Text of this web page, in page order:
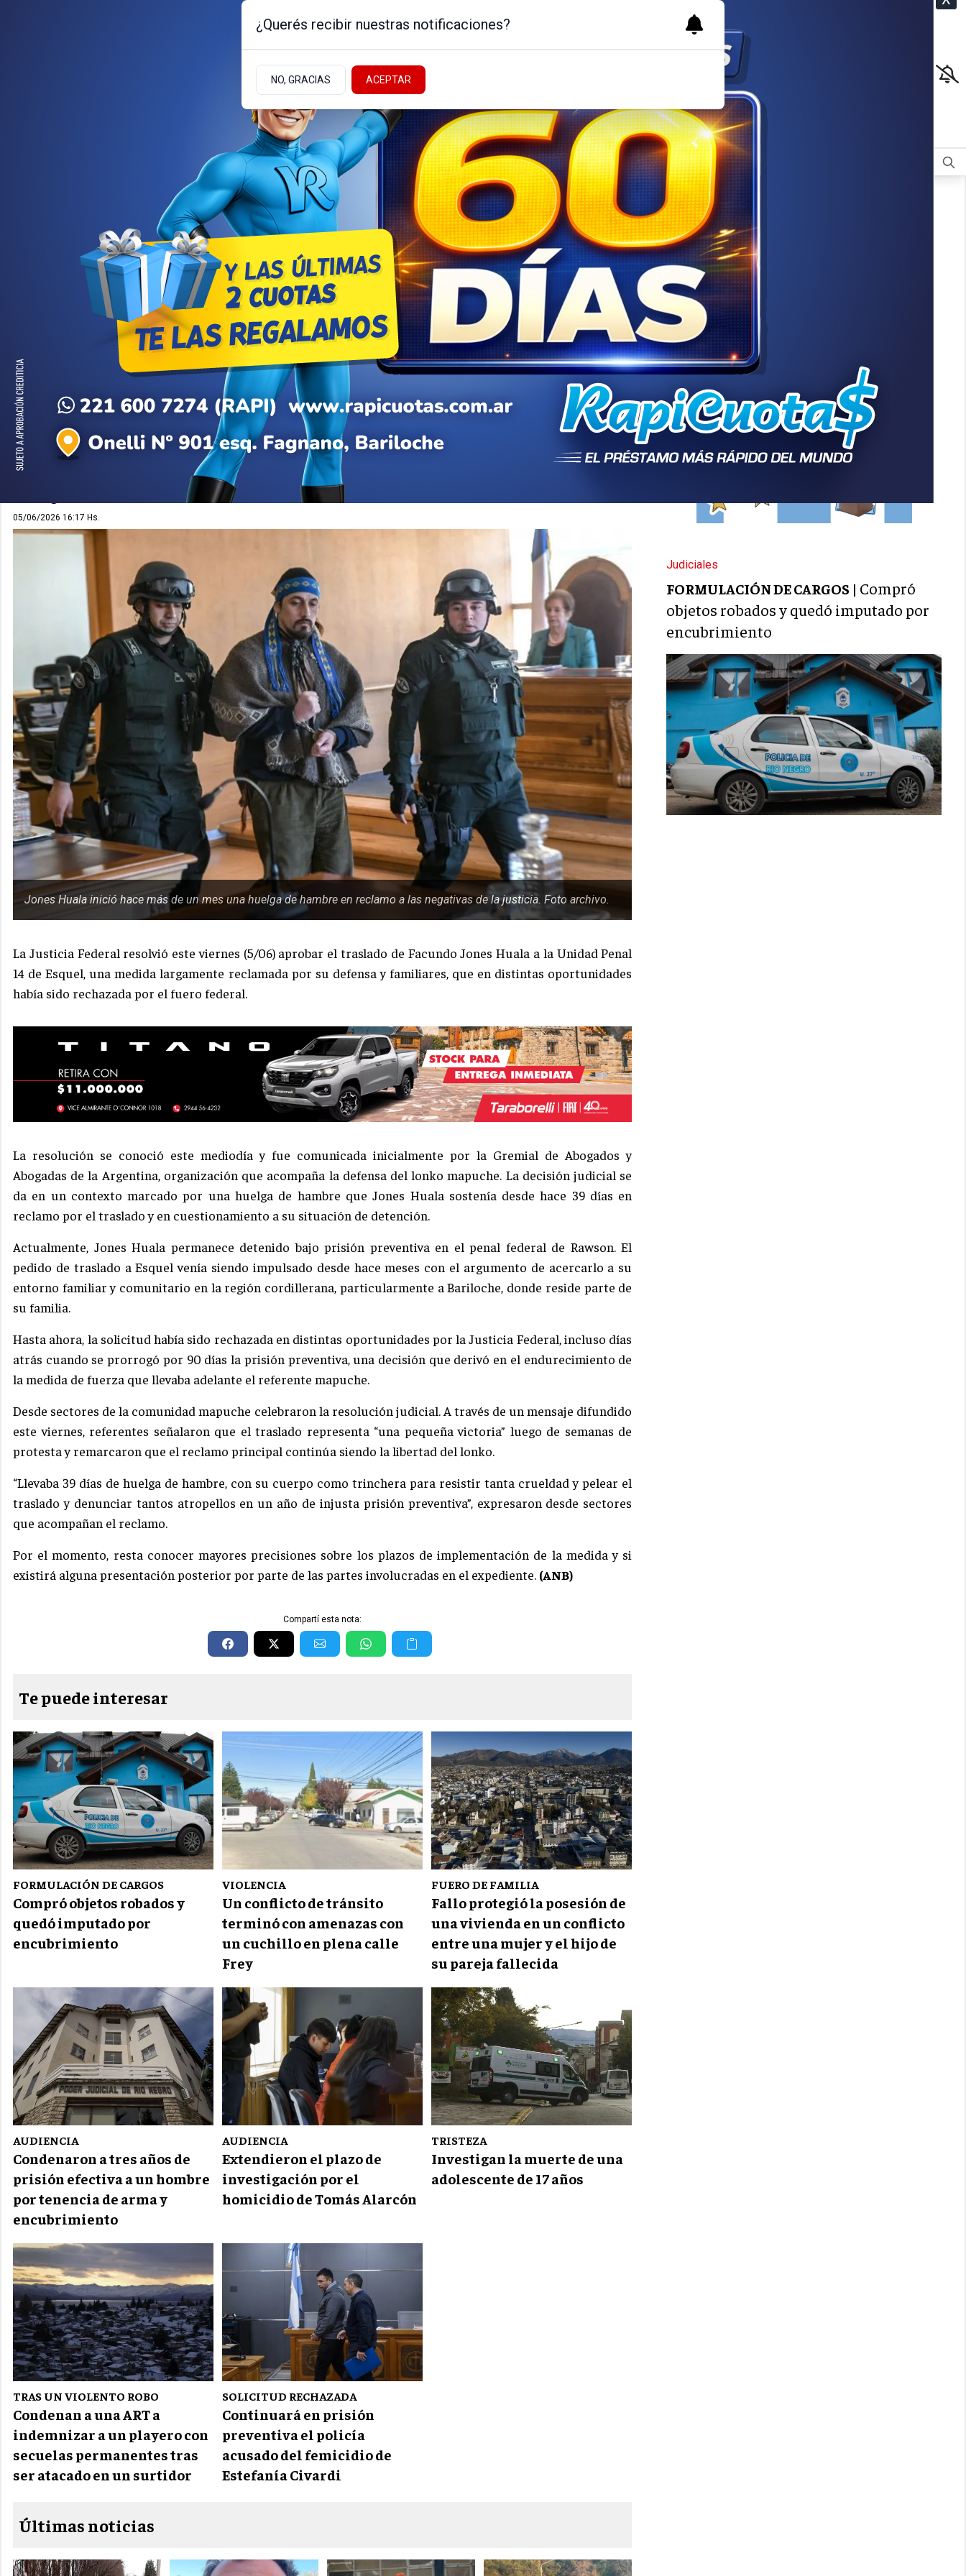
Noticias de la Patagonia
ZONA ANDINA ZONA ATLÁNTICA NEUQUÉN - ALTO VALLE NACIONALES CLASIFICADOS
La Justicia aprobó el traslado de Jones Huala a Esquel
tras semanas de reclamos
La decisión judicial se conoció este viernes y representa un cambio respecto de los reiterados
rechazos al pedido impulsado por la defensa y el entorno del lonko mapuche. Facundo Jones Huala
llevaba 39 días de huelga de hambre en reclamo por sus condiciones de detención y el acercamiento
05/06/2026 16:17 Hs.
Jones Huala inició hace más de un mes una huelga de hambre en reclamo a las negativas de la justicia. Foto archivo.
La Justicia Federal resolvió este viernes (5/06) aprobar el traslado de Facundo Jones Huala a la Unidad Penal
14 de Esquel, una medida largamente reclamada por su defensa y familiares, que en distintas oportunidades
había sido rechazada por el fuero federal.
La resolución se conoció este mediodía y fue comunicada inicialmente por la Gremial de Abogados y
Abogadas de la Argentina, organización que acompaña la defensa del lonko mapuche. La decisión judicial se
da en un contexto marcado por una huelga de hambre que Jones Huala sostenía desde hace 39 días en
reclamo por el traslado y en cuestionamiento a su situación de detención.
Actualmente, Jones Huala permanece detenido bajo prisión preventiva en el penal federal de Rawson. El
pedido de traslado a Esquel venía siendo impulsado desde hace meses con el argumento de acercarlo a su
entorno familiar y comunitario en la región cordillerana, particularmente a Bariloche, donde reside parte de
su familia.
Hasta ahora, la solicitud había sido rechazada en distintas oportunidades por la Justicia Federal, incluso días
atrás cuando se prorrogó por 90 días la prisión preventiva, una decisión que derivó en el endurecimiento de
la medida de fuerza que llevaba adelante el referente mapuche.
Desde sectores de la comunidad mapuche celebraron la resolución judicial. A través de un mensaje difundido
este viernes, referentes señalaron que el traslado representa “una pequeña victoria” luego de semanas de
protesta y remarcaron que el reclamo principal continúa siendo la libertad del lonko.
“Llevaba 39 días de huelga de hambre, con su cuerpo como trinchera para resistir tanta crueldad y pelear el
traslado y denunciar tantos atropellos en un año de injusta prisión preventiva”, expresaron desde sectores
que acompañan el reclamo.
Por el momento, resta conocer mayores precisiones sobre los plazos de implementación de la medida y si
existirá alguna presentación posterior por parte de las partes involucradas en el expediente. (ANB)
Compartí esta nota:
Te puede interesar
FORMULACIÓN DE CARGOS
Compró objetos robados y
quedó imputado por
encubrimiento
VIOLENCIA
Un conflicto de tránsito
terminó con amenazas con
un cuchillo en plena calle
Frey
FUERO DE FAMILIA
Fallo protegió la posesión de
una vivienda en un conflicto
entre una mujer y el hijo de
su pareja fallecida
AUDIENCIA
Condenaron a tres años de
prisión efectiva a un hombre
por tenencia de arma y
encubrimiento
AUDIENCIA
Extendieron el plazo de
investigación por el
homicidio de Tomás Alarcón
TRISTEZA
Investigan la muerte de una
adolescente de 17 años
TRAS UN VIOLENTO ROBO
Condenan a una ART a
indemnizar a un playero con
secuelas permanentes tras
ser atacado en un surtidor
SOLICITUD RECHAZADA
Continuará en prisión
preventiva el policía
acusado del femicidio de
Estefanía Civardi
Últimas noticias
Judiciales
FORMULACIÓN DE CARGOS | Compró
objetos robados y quedó imputado por
encubrimiento
¿Querés recibir nuestras notificaciones?
NO, GRACIAS ACEPTAR